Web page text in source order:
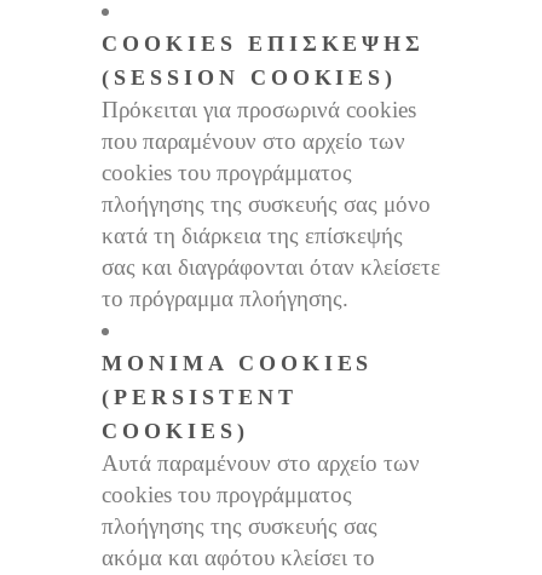
COOKIES ΕΠΊΣΚΕΨΗΣ
(SESSION COOKIES)
Πρόκειται για προσωρινά cookies
που παραμένουν στο αρχείο των
cookies του προγράμματος
πλοήγησης της συσκευής σας μόνο
κατά τη διάρκεια της επίσκεψής
σας και διαγράφονται όταν κλείσετε
το πρόγραμμα πλοήγησης.
ΜΌΝΙΜΑ COOKIES
(PERSISTENT
COOKIES)
Αυτά παραμένουν στο αρχείο των
cookies του προγράμματος
πλοήγησης της συσκευής σας
ακόμα και αφότου κλείσει το